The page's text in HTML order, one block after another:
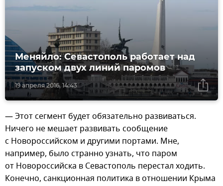
19 апреля 2016, 14:43
Меняйло: Севастополь работает над
запуском двух линий паромов
— Этот сегмент будет обязательно развиваться.
Ничего не мешает развивать сообщение
с Новороссийском и другими портами. Мне,
например, было странно узнать, что паром
от Новороссийска в Севастополь перестал ходить.
Конечно, санкционная политика в отношении Крыма